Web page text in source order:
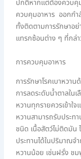
ปกติหากแต่ต้องควบคุ
ควบคุมอาหาร ออกกำ
ทั้งติดตามการรักษาอย่
แทรกซ้อนต่าง ๆ ที่กล่
การควบคุมอาหาร
การรักษาโรคเบาหวา
การลดระดับน้ำตาลใน
หวานทุกรายควรเข้าใ
หวานสามารถรับประท
ชนิด เนื้อสัตว์ไม่ติดมัน
ประทานได้ในปริมาณจ
หวานน้อย เช่นฝรั่ง ช